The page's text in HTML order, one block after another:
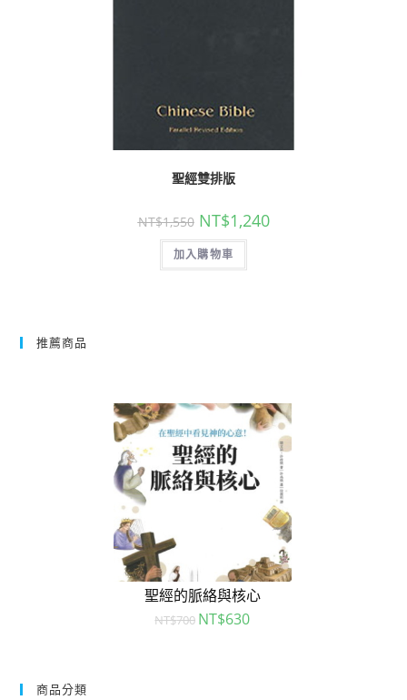
聖經雙排版
NT$1,550 NT$1,240
加入購物車
推薦商品
聖經的脈絡與核心
NT$700 NT$630
商品分類